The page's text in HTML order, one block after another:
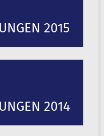
2015
2014